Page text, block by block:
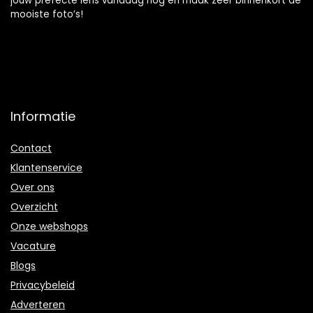
mooiste foto’s!
Informatie
Contact
Klantenservice
Over ons
Overzicht
Onze webshops
Vacature
Blogs
Privacybeleid
Adverteren